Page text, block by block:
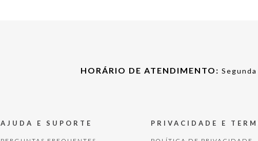
HORÁRIO DE ATENDIMENTO:
AJUDA E SUPORTE PRIVACIDADE E